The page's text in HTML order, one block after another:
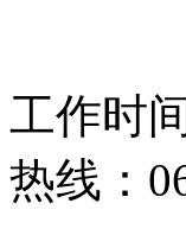
工作时
热线：